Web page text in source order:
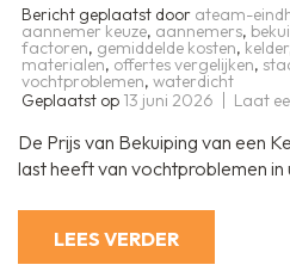
Bericht geplaatst door ateam-
aannemer keuze, aannemers,
factoren, gemiddelde kosten, kelder
materialen, offertes vergelijken,
vochtproblemen, waterdicht
Geplaatst op 13 juni 2026 Laat
De Prijs van Bekuiping van een
last heeft van vochtproblemen in
LEES VERDER